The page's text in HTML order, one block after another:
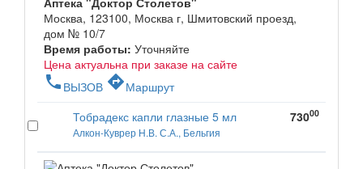
Москва, 123100, Москва г, Шмитовский проезд,
дом № 10/7
Время работы: Уточняйте
Цена актуальна при заказе на сайте
phone ВЫЗОВ directionsМаршрут
Тобрадекс капли глазные 5 мл
Алкон-Куврер Н.В. С.А., Бельгия
73000